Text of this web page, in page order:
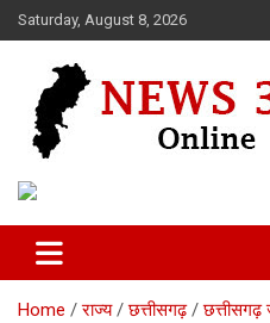
Skip
to
Saturday, August 8, 2026
News 36
Home राज्य छत्तीसगढ़